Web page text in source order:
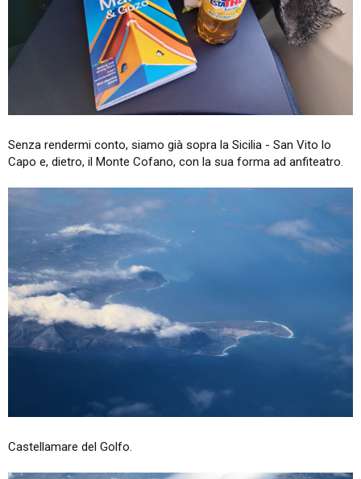
Senza rendermi conto, siamo già sopra la Sicilia - San Vito lo
Capo e, dietro, il Monte Cofano, con la sua forma ad anfiteatro.
Castellamare del Golfo.